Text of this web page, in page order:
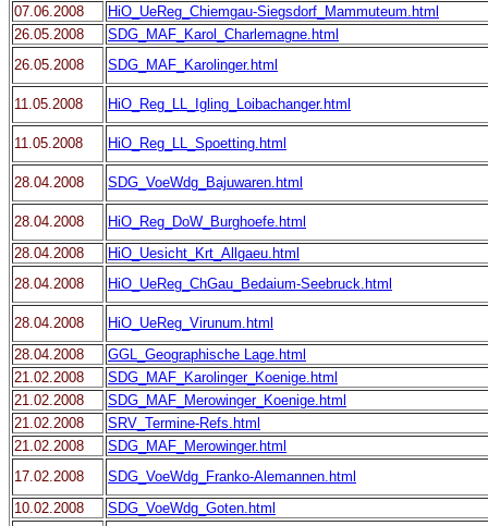
07.06.2008
HiO_UeReg_Chiemgau-Siegsdorf_Mammuteum.html
26.05.2008
SDG_MAF_Karol_Charlemagne.html
26.05.2008
SDG_MAF_Karolinger.html
11.05.2008 HiO_Reg_LL_Igling_Loibachanger.html
11.05.2008 HiO_Reg_LL_Spoetting.html
28.04.2008 SDG_VoeWdg_Bajuwaren.html
28.04.2008
HiO_Reg_DoW_Burghoefe.html
28.04.2008
HiO_Uesicht_Krt_Allgaeu.html
28.04.2008
HiO_UeReg_ChGau_Bedaium-Seebruck.html
28.04.2008
HiO_UeReg_Virunum.html
28.04.2008
GGL_Geographische Lage.html
21.02.2008
SDG_MAF_Karolinger_Koenige.html
21.02.2008
SDG_MAF_Merowinger_Koenige.html
21.02.2008
SRV_Termine-Refs.html
21.02.2008
SDG_MAF_Merowinger.html
17.02.2008
SDG_VoeWdg_Franko-Alemannen.html
10.02.2008
SDG_VoeWdg_Goten.html